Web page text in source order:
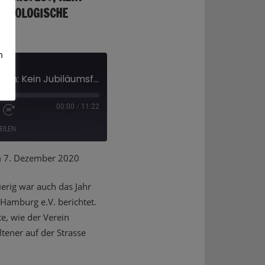
Hamburg's Blindenverein: Kein Jubiläumsfest, kein Vereinsleben, dafür Mützen und psychologische Betreuung!
00:00 / 11:22
Dezember 2020
war auch das Jahr
e.V. berichtet.
wie der Verein
auf der Strasse